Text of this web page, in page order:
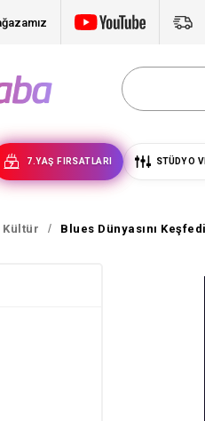
7.YAŞ FIRSATLARI STÜDYO
Kültür Blues Dünyasını